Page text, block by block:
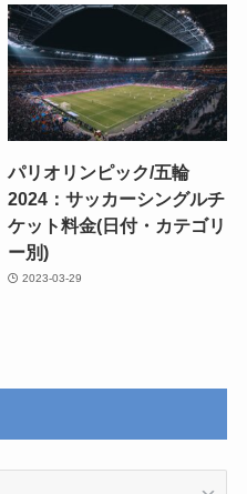
パリオリンピック/五輪
2024：サッカーシングルチ
ケット料金(日付・カテゴリ
ー別)
2023-03-29